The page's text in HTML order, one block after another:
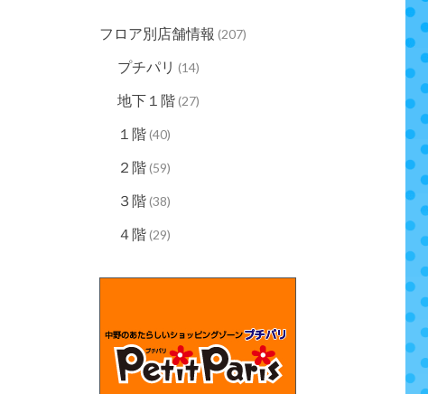
フロア別店舗情報 (207)
プチパリ (14)
地下１階(27)
１階(40)
２階(59)
３階(38)
４階(29)